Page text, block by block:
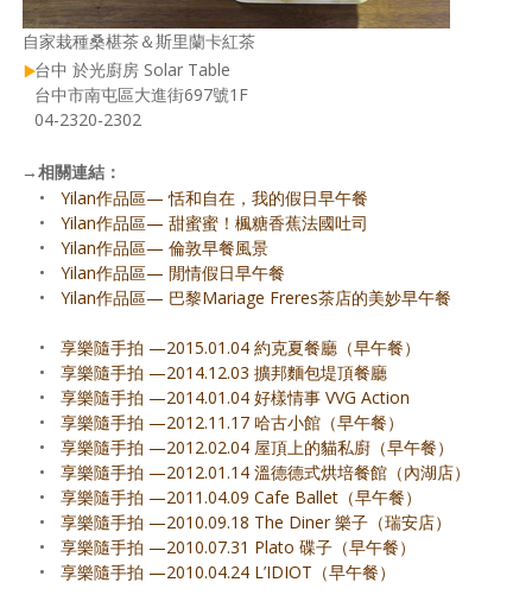
自家栽種桑椹茶＆斯里蘭卡紅茶
台中 於光廚房 Solar Table
台中市南屯區大進街697號1F
04-2320-2302
→相關連結：
•
Yilan作品區— 恬和自在，我的假日早午餐
•
Yilan作品區— 甜蜜蜜！楓糖香蕉法國吐司
•
Yilan作品區— 倫敦早餐風景
•
Yilan作品區— 閒情假日早午餐
•
Yilan作品區— 巴黎Mariage Freres茶店的美妙早午餐
•
享樂隨手拍 —2015.01.04 約克夏餐廳（早午餐）
•
享樂隨手拍 —2014.12.03 擴邦麵包堤頂餐廳
•
享樂隨手拍 —2014.01.04 好樣情事 VVG Action
•
享樂隨手拍 —2012.11.17 哈古小館（早午餐）
•
享樂隨手拍 —2012.02.04 屋頂上的貓私廚（早午餐）
•
享樂隨手拍 —2012.01.14 溫德德式烘培餐館（內湖店）
•
享樂隨手拍 —2011.04.09 Cafe Ballet（早午餐）
•
享樂隨手拍 —2010.09.18 The Diner 樂子（瑞安店）
•
享樂隨手拍 —2010.07.31 Plato 碟子（早午餐）
•
享樂隨手拍 —2010.04.24 L’IDIOT（早午餐）